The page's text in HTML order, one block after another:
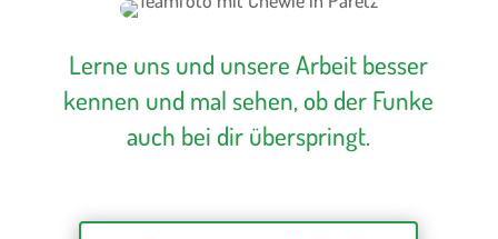
Lerne uns und unsere Arbeit besser
kennen und mal sehen, ob der Funke
auch bei dir überspringt.